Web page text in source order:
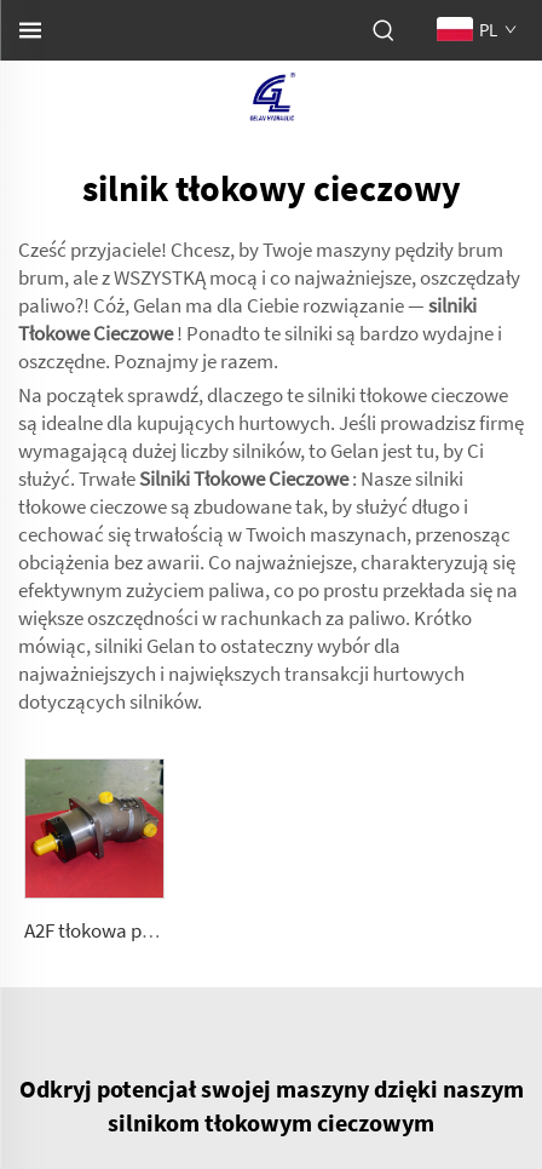
PL
silnik tłokowy cieczowy
Cześć przyjaciele! Chcesz, by Twoje maszyny pędziły brum
brum, ale z WSZYSTKĄ mocą i co najważniejsze, oszczędzały
paliwo?! Cóż, Gelan ma dla Ciebie rozwiązanie —silniki
Tłokowe Cieczowe! Ponadto te silniki są bardzo wydajne i
oszczędne. Poznajmy je razem.
Na początek sprawdź, dlaczego te silniki tłokowe cieczowe
są idealne dla kupujących hurtowych. Jeśli prowadzisz firmę
wymagającą dużej liczby silników, to Gelan jest tu, by Ci
służyć. TrwałeSilniki Tłokowe Cieczowe: Nasze silniki
tłokowe cieczowe są zbudowane tak, by służyć długo i
cechować się trwałością w Twoich maszynach, przenosząc
obciążenia bez awarii. Co najważniejsze, charakteryzują się
efektywnym zużyciem paliwa, co po prostu przekłada się na
większe oszczędności w rachunkach za paliwo. Krótko
mówiąc, silniki Gelan to ostateczny wybór dla
najważniejszych i największych transakcji hurtowych
dotyczących silników.
A2F tłokowa pompa/motor o stałym przepływie dla wymagającej hydrauliki mobilnej 2.5, 5, 10, 12, 28
Odkryj potencjał swojej maszyny dzięki naszym
silnikom tłokowym cieczowym